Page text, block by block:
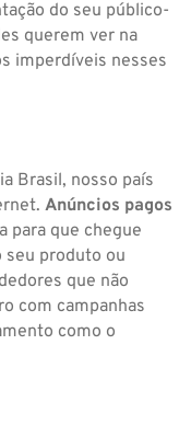
do seu público-
querem ver na
imperdíveis nesses
Brasil, nosso país
Anúncios pagos
para que chegue
seu produto ou
que não
com campanhas
como o